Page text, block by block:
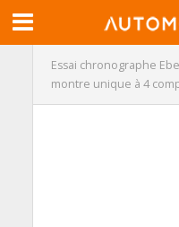
Essai chronographe
montre unique à 4